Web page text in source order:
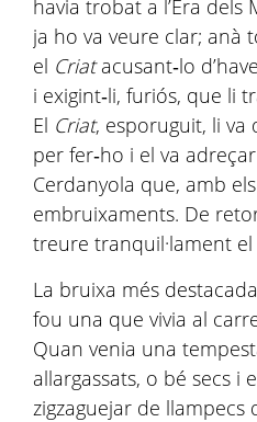
havia trobat a l’Era dels
ja ho va veure clar; anà
el Criatacusant‑lo
i exigint‑li, furiós, que li
El Criat, esporuguit, li
per fer‑ho i el va
Cerdanyola que, amb
embruixaments. De
treure tranquil·lament el
La bruixa més
fou una que vivia al
Quan venia una
allargassats, o bé secs i
zigzaguejar de llampecs